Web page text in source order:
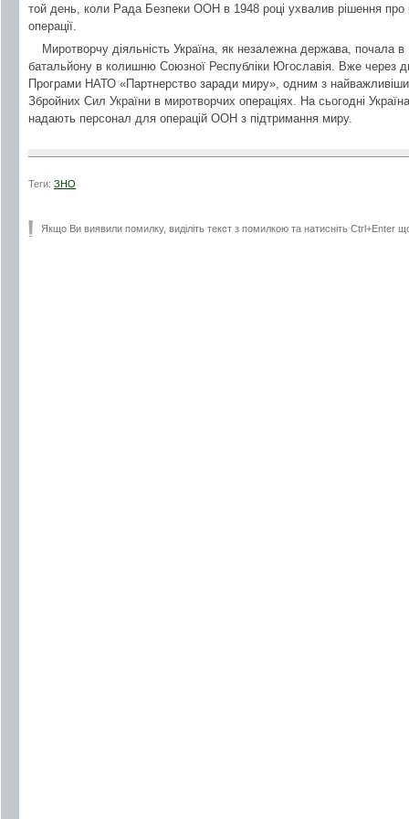
той день, коли Рада Безпеки ООН в 1948 році ухвалив рішення про
операції.
Миротворчу діяльність Україна, як незалежна держава, почала
батальйону в колишню Союзної Республіки Югославія. Вже через
Програми НАТО «Партнерство заради миру», одним з найважливіших
Збройних Сил України в миротворчих операціях. На сьогодні
надають персонал для операцій ООН з підтримання миру.
Теги: ЗНО
Якщо Ви виявили помилку, виділіть текст з помилкою та натисніть Ctrl+Enter